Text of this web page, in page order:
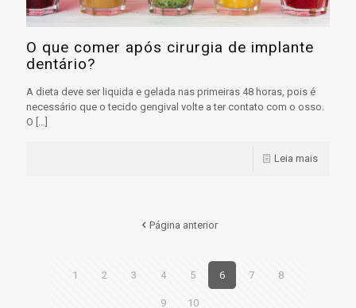
O que comer após cirurgia de implante
dentário?
A dieta deve ser liquida e gelada nas primeiras 48 horas, pois é
necessário que o tecido gengival volte a ter contato com o osso.
O […]
Leia mais
Página anterior
1 2 3 4 5 6 7 8
9 10